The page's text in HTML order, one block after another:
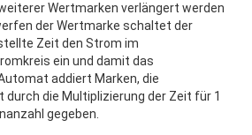
Wertmarken verlängert werden
der Wertmarke schaltet der
Zeit den Strom im
ein und damit das
addiert Marken, die
die Multiplizierung der Zeit für 1
gegeben.